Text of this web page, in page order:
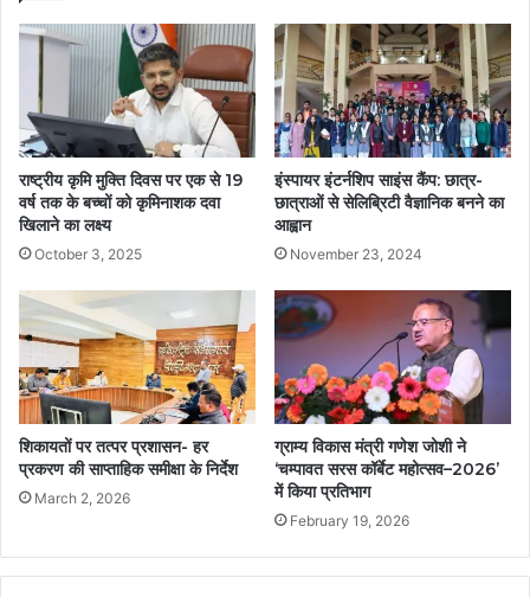
राष्ट्रीय कृमि मुक्ति दिवस पर एक से 19
वर्ष तक के बच्चों को कृमिनाशक दवा
खिलाने का लक्ष्य
October 3, 2025
इंस्पायर इंटर्नशिप साइंस कैंप: छात्र-
छात्राओं से सेलिब्रिटी वैज्ञानिक बनने का
आह्वान
November 23, 2024
शिकायतों पर तत्पर प्रशासन- हर
प्रकरण की साप्ताहिक समीक्षा के निर्देश
March 2, 2026
ग्राम्य विकास मंत्री गणेश जोशी ने
‘चम्पावत सरस कॉर्बेट महोत्सव–2026’
में किया प्रतिभाग
February 19, 2026